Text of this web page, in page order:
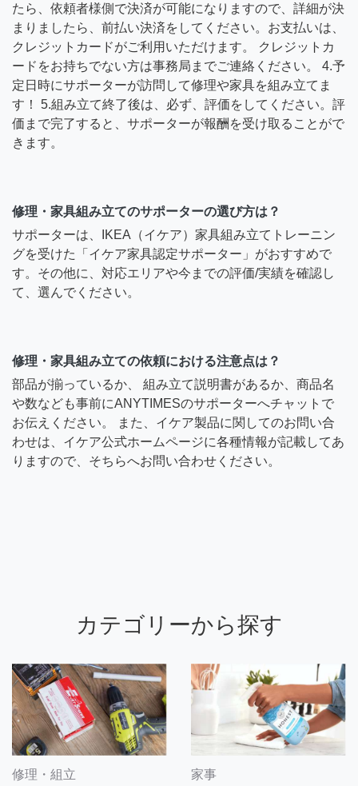
たら、依頼者様側で決済が可能になりますので、詳細が決
まりましたら、前払い決済をしてください。お支払いは、
クレジットカードがご利用いただけます。 クレジットカ
ードをお持ちでない方は事務局までご連絡ください。 4.予
定日時にサポーターが訪問して修理や家具を組み立てま
す！ 5.組み立て終了後は、必ず、評価をしてください。評
価まで完了すると、サポーターが報酬を受け取ることがで
きます。
修理・家具組み立てのサポーターの選び方は？
サポーターは、IKEA（イケア）家具組み立てトレーニン
グを受けた「イケア家具認定サポーター」がおすすめで
す。その他に、対応エリアや今までの評価/実績を確認し
て、選んでください。
修理・家具組み立ての依頼における注意点は？
部品が揃っているか、 組み立て説明書があるか、商品名
や数なども事前にANYTIMESのサポーターへチャットで
お伝えください。 また、イケア製品に関してのお問い合
わせは、イケア公式ホームページに各種情報が記載してあ
りますので、そちらへお問い合わせください。
カテゴリーから探す
修理・組立 家事